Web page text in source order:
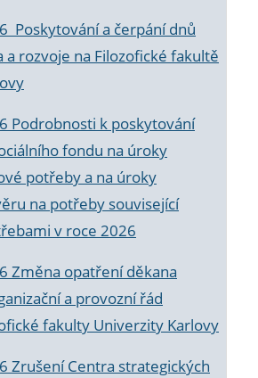
Poskytování a čerpání dnů
a rozvoje na Filozofické fakultě
Podrobnosti k poskytování
fondu na úroky
potřeby a na úroky
na potřeby související
v roce 2026
Změna opatření děkana
a provozní řád
fakulty Univerzity Karlovy
Zrušení Centra strategických